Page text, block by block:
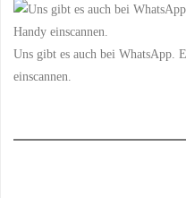
Uns gibt es auch bei WhatsApp.
einscannen.